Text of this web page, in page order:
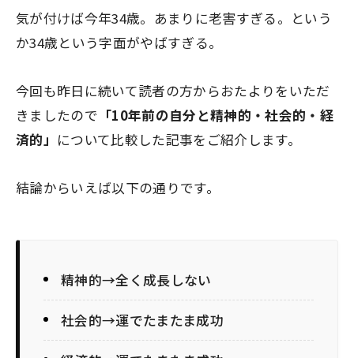
気が付けば今年34歳。あまりに老害すぎる。という
か34歳という字面がやばすぎる。
今回も昨日に続いて読者の方からおたよりをいただ
きましたので 「10年前の自分と精神的・社会的・経
済的」 について比較した記事をご紹介します。
結論からいえば以下の通りです。
精神的→全く成長しない
社会的→運でたまたま成功